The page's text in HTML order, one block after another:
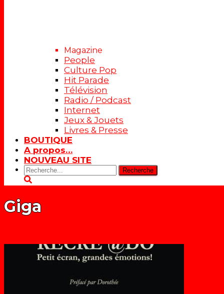
Magazine
People
Culture Pop
Hit Parade
Télévision
Radio / Podcast
Internet
Jeux & Jouets
Livres & Presse
BOUTIQUE
A propos…
NOUVEAU SITE
Rechercher:
Giga